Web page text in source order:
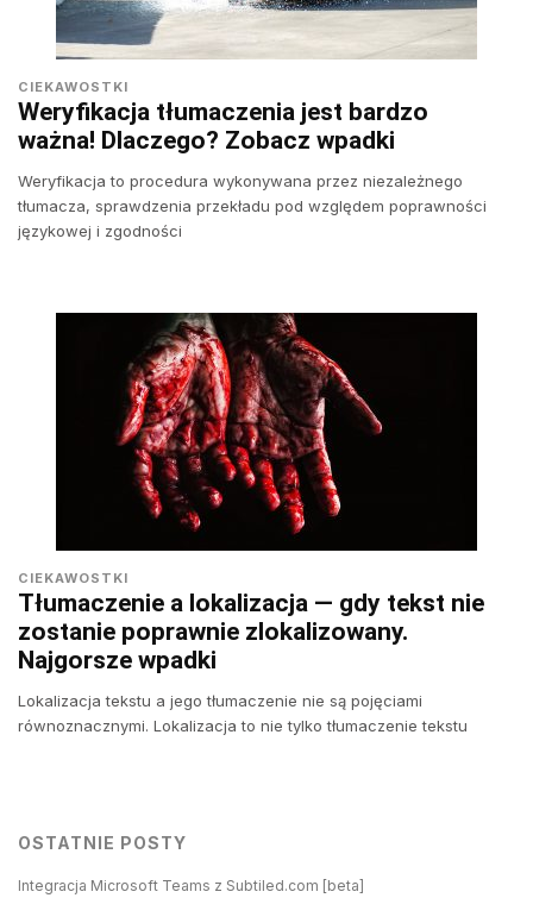
CIEKAWOSTKI
Weryfikacja tłumaczenia jest bardzo
ważna! Dlaczego? Zobacz wpadki
Weryfikacja to procedura wykonywana przez niezależnego
tłumacza, sprawdzenia przekładu pod względem poprawności
językowej i zgodności
CIEKAWOSTKI
Tłumaczenie a lokalizacja — gdy tekst nie
zostanie poprawnie zlokalizowany.
Najgorsze wpadki
Lokalizacja tekstu a jego tłumaczenie nie są pojęciami
równoznacznymi. Lokalizacja to nie tylko tłumaczenie tekstu
OSTATNIE POSTY
Integracja Microsoft Teams z Subtiled.com [beta]